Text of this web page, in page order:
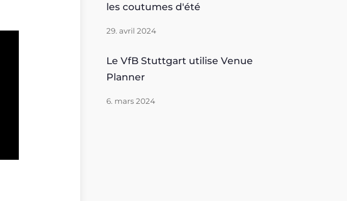
les coutumes d'été
29. avril 2024
Le VfB Stuttgart utilise Venue
Planner
6. mars 2024